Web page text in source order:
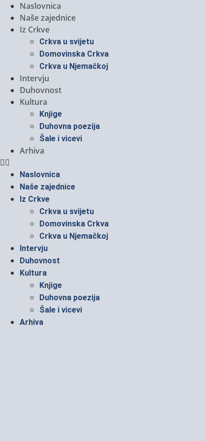
Naslovnica
Naše zajednice
Iz Crkve
Crkva u svijetu
Domovinska Crkva
Crkva u Njemačkoj
Intervju
Duhovnost
Kultura
Knjige
Duhovna poezija
Šale i vicevi
Arhiva
Naslovnica
Naše zajednice
Iz Crkve
Crkva u svijetu
Domovinska Crkva
Crkva u Njemačkoj
Intervju
Duhovnost
Kultura
Knjige
Duhovna poezija
Šale i vicevi
Arhiva